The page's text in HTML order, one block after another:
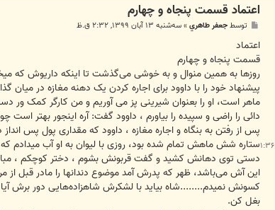
سه‌شنبه ۲۳ آبان ۱۳۸۵, ۱:۳۶
اعتماد قسمت پنجاه و چهارم
ت
توسطجعفر طاهري»سه‌شنبه ۱۳ آبان ۱۳۹۹, ۲:۳۲ ق.ظ
اعتماد
قسمت پنجاه و چهارم
روزها به همین منوال و به خوشی می‌گذشت تا اینکه داریوش که
پیشنهاد خود را با داوود برای اجاره کردن یک دهنه مغازه در
ماهر است، او را بعنوان شیرینی پز می آوریم و من کارگر کمک
دائی را راضی و سپیده را بیاورم ، داوود گفت: آره اینجور بهتر است
پس از رفتن به بنگاه و اجاره مغازه ، داوود که مقداری پول پس
ستاره شش ماهش تمام شده بود، روزی با لیوان به او آب میدادم
دستی توی دهانش کشید و ‌گفت قربونش بشوم ، دختر کوچکم ،
این آش می‌باشد، ظهر که پدرش آمد موضوع دندانها را مادر قبل
کسونش نمیدم........شاه بیاید با لشکرش شاهزاده‌هایی دور برش
بغل کن.